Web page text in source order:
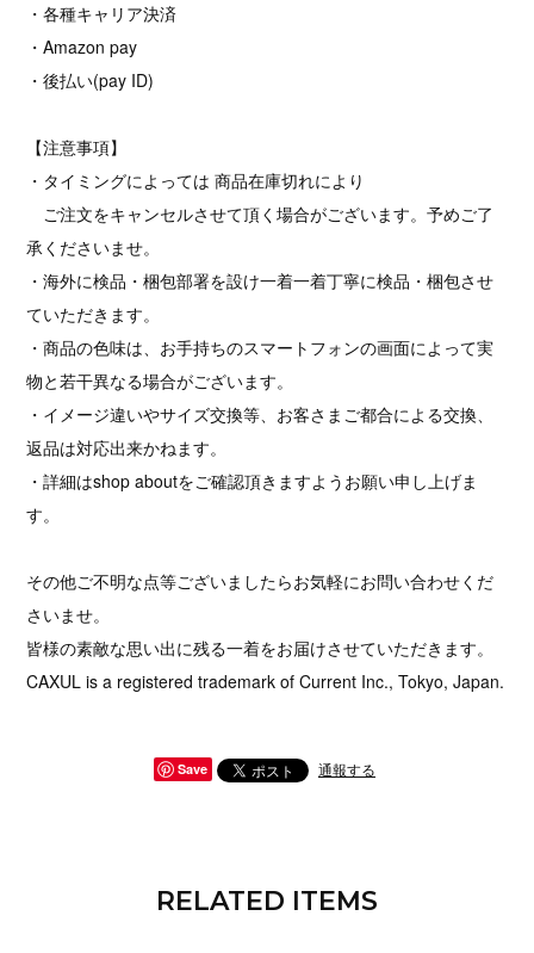
・各種キャリア決済
・Amazon pay
・後払い(pay ID)
【注意事項】
・タイミングによっては 商品在庫切れにより
ご注文をキャンセルさせて頂く場合がございます。予めご了
承くださいませ。
・海外に検品・梱包部署を設け一着一着丁寧に検品・梱包させ
ていただきます。
・商品の色味は、お手持ちのスマートフォンの画面によって実
物と若干異なる場合がございます。
・イメージ違いやサイズ交換等、お客さまご都合による交換、
返品は対応出来かねます。
・詳細はshop aboutをご確認頂きますようお願い申し上げま
す。
その他ご不明な点等ございましたらお気軽にお問い合わせくだ
さいませ。
皆様の素敵な思い出に残る一着をお届けさせていただきます。
CAXUL is a registered trademark of Current Inc., Tokyo, Japan.
Save 通報する
RELATED ITEMS